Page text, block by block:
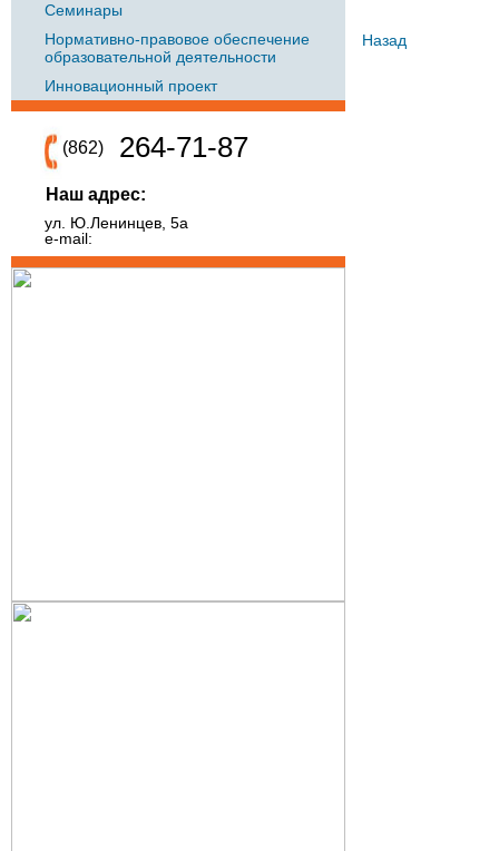
Семинары
Нормативно-правовое обеспечение
образовательной деятельности
Инновационный проект
(862) 264-71-87
Наш адрес:
ул. Ю.Ленинцев, 5а
e-mail:
Назад